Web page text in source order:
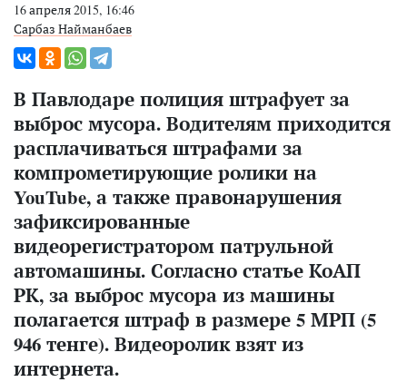
16 апреля 2015, 16:46
Сарбаз Найманбаев
В Павлодаре полиция штрафует за
выброс мусора. Водителям приходится
расплачиваться штрафами за
компрометирующие ролики на
YouTube, а также правонарушения
зафиксированные
видеорегистратором патрульной
автомашины. Согласно статье КоАП
РК, за выброс мусора из машины
полагается штраф в размере 5 МРП (5
946 тенге). Видеоролик взят из
интернета.